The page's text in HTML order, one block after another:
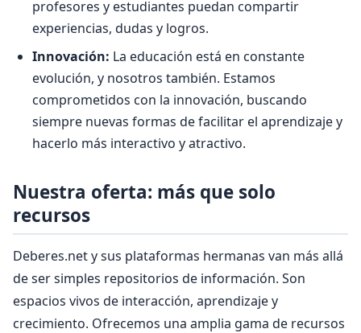
profesores y estudiantes puedan compartir
experiencias, dudas y logros.
Innovación: La educación está en constante
evolución, y nosotros también. Estamos
comprometidos con la innovación, buscando
siempre nuevas formas de facilitar el aprendizaje y
hacerlo más interactivo y atractivo.
Nuestra oferta: más que solo
recursos
Deberes.net y sus plataformas hermanas van más allá
de ser simples repositorios de información. Son
espacios vivos de interacción, aprendizaje y
crecimiento. Ofrecemos una amplia gama de recursos